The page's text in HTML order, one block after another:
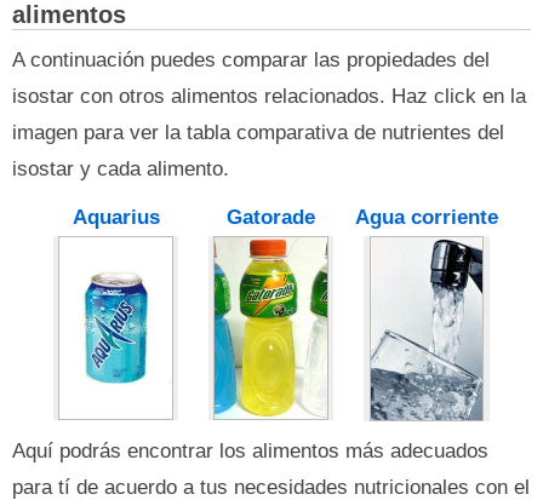
alimentos
A continuación puedes comparar las propiedades del
isostar con otros alimentos relacionados. Haz click en la
imagen para ver la tabla comparativa de nutrientes del
isostar y cada alimento.
Aquarius Gatorade Agua corriente
Aquí podrás encontrar los alimentos más adecuados
para tí de acuerdo a tus necesidades nutricionales con el